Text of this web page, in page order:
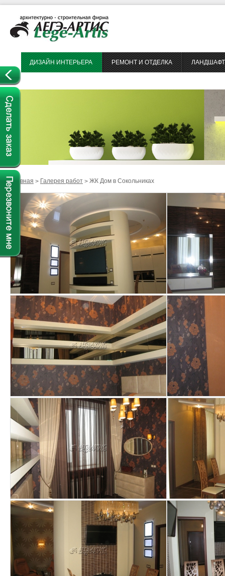
ДИЗАЙН ИНТЕРЬЕРА РЕМОНТ И ОТДЕЛКА
Главная > Галерея работ > ЖК Дом в Сокольниках